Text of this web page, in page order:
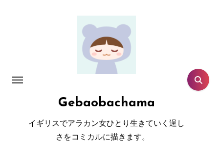
Gebaobachama
イギリスでアラカン女ひとり生きていく逞し
さをコミカルに描きます。